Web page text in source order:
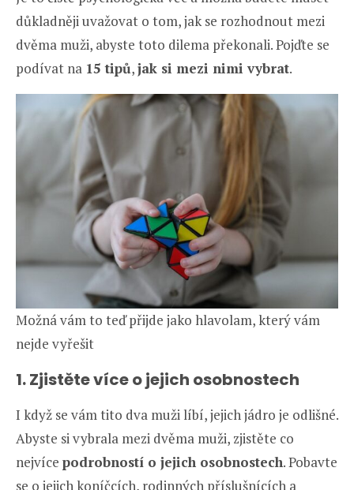
důkladněji uvažovat o tom, jak se rozhodnout mezi
dvěma muži, abyste toto dilema překonali. Pojďte se
podívat na 15 tipů,jak si mezi nimi vybrat.
Možná vám to teď přijde jako hlavolam, který vám
nejde vyřešit
1. Zjistěte více o jejich osobnostech
I když se vám tito dva muži líbí, jejich jádro je odlišné.
Abyste si vybrala mezi dvěma muži, zjistěte co
nejvíce podrobností o jejich osobnostech. Pobavte
se o jejich koníčcích, rodinných příslušnících a